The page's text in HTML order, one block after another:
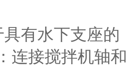
有水下支座的
连接搅拌机轴和